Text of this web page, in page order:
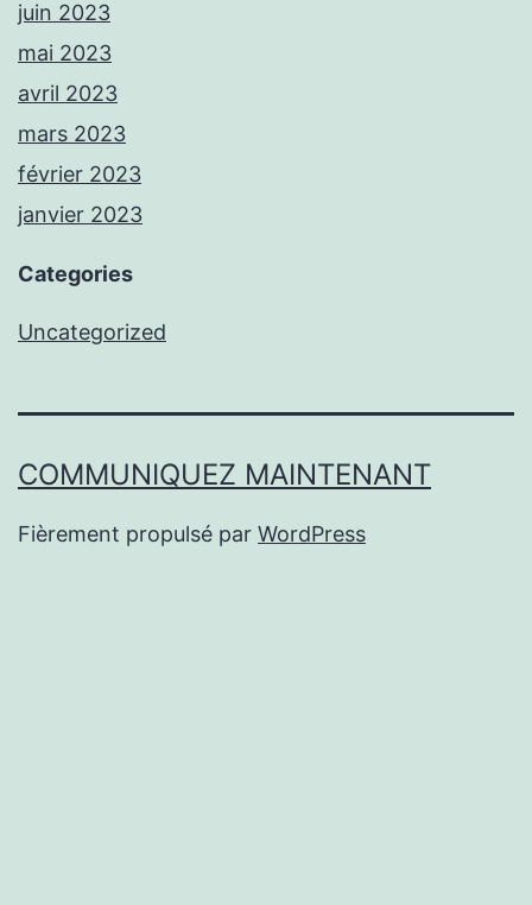
juin 2023
mai 2023
avril 2023
mars 2023
février 2023
janvier 2023
Categories
Uncategorized
COMMUNIQUEZ MAINTENANT
Fièrement propulsé par WordPress